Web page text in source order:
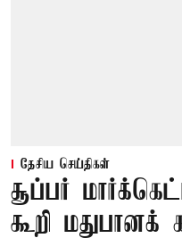
தேசிய செய்திகள்
சூப்பர்
கூறி மதுபானக்